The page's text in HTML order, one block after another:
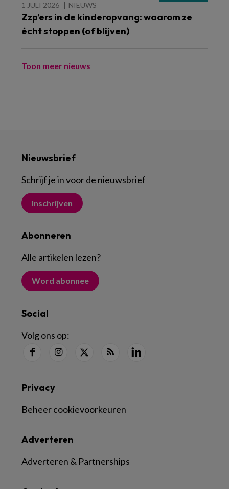
1 JULI 2026 NIEUWS
Zzp’ers in de kinderopvang: waarom ze
écht stoppen (of blijven)
Toon meer nieuws
Nieuwsbrief
Schrijf je in voor de nieuwsbrief
Inschrijven
Abonneren
Alle artikelen lezen?
Word abonnee
Social
Volg ons op:
Adverteren
Adverteren & Partnerships
Privacy
Beheer cookievoorkeuren